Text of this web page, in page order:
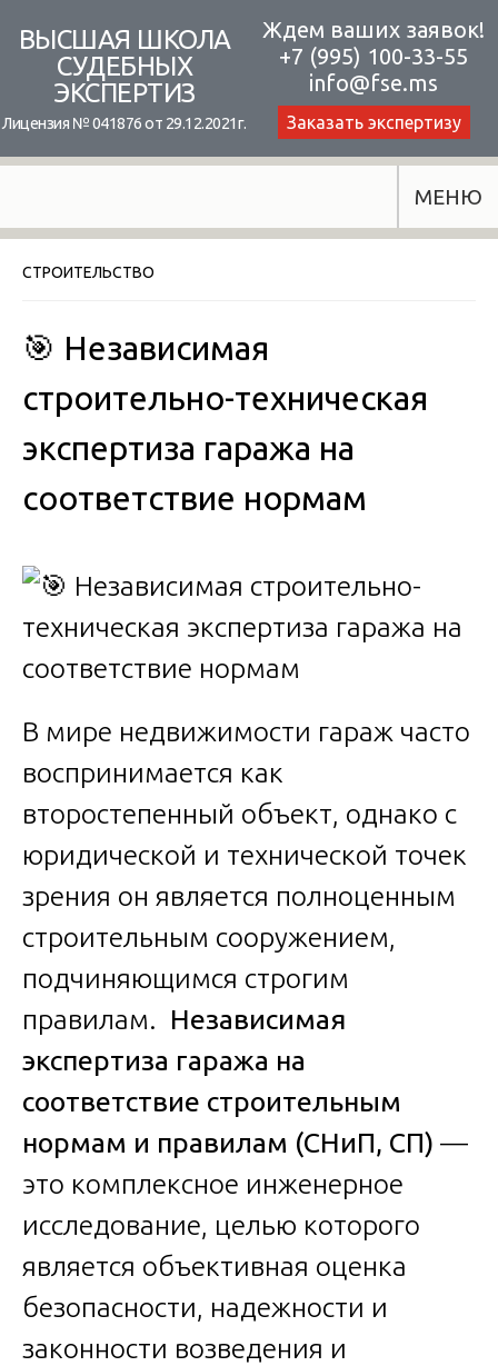
content
ВЫСШАЯ ШКОЛА
СУДЕБНЫХ
ЭКСПЕРТИЗ
Лицензия № 041876 от 29.12.2021г.
Ждем ваших заявок!
+7 (995) 100-33-55
info@fse.ms
Заказать экспертизу
МЕНЮ
СТРОИТЕЛЬСТВО
🎯 Независимая
строительно-техническая
экспертиза гаража на
соответствие нормам
В мире недвижимости гараж часто
воспринимается как
второстепенный объект, однако с
юридической и технической точек
зрения он является полноценным
строительным сооружением,
подчиняющимся строгим
правилам. Независимая
экспертиза гаража на
соответствие строительным
нормам и правилам (СНиП, СП) —
это комплексное инженерное
исследование, целью которого
является объективная оценка
безопасности, надежности и
законности возведения и